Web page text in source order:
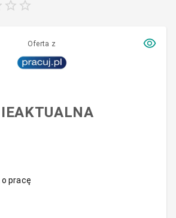
Oferta z
pracę